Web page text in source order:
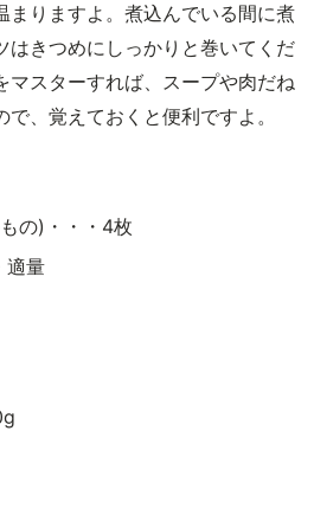
まりますよ。煮込んでいる間に煮
はきつめにしっかりと巻いてくだ
マスターすれば、スープや肉だね
、覚えておくと便利ですよ。
の)・・・4枚
適量